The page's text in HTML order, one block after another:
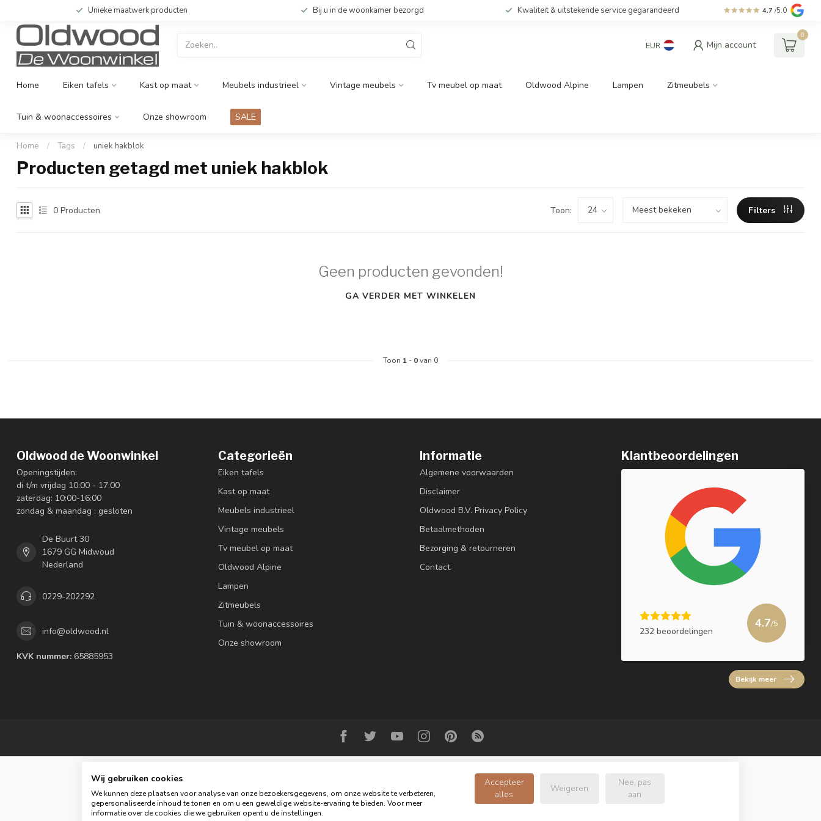
Unieke maatwerk producten Bij u in de woonkamer bezorgd Kwaliteit & uitstekende service gegarandeerd 4.7 /5.0
EUR Mijn account
0
Home Eiken tafels Kast op maat Meubels industrieel Vintage meubels Tv meubel op maat Oldwood Alpine Lampen Zitmeubels
Tuin & woonaccessoires Onze showroom SALE
Home / Tags / uniek hakblok
Producten getagd met uniek hakblok
0 Producten Toon: Filters
Geen producten gevonden!
GA VERDER MET WINKELEN
Toon 1 - 0van 0
Oldwood de Woonwinkel
Openingstijden:
di t/m vrijdag 10:00 - 17:00
zaterdag: 10:00-16:00
zondag & maandag : gesloten
De Buurt 30
1679 GG Midwoud
Nederland
0229-202292
info@oldwood.nl
KVK nummer: 65885953
Categorieën
Eiken tafels
Kast op maat
Meubels industrieel
Vintage meubels
Tv meubel op maat
Oldwood Alpine
Lampen
Zitmeubels
Tuin & woonaccessoires
Onze showroom
Informatie
Algemene voorwaarden
Disclaimer
Oldwood B.V. Privacy Policy
Betaalmethoden
Bezorging & retourneren
Contact
Klantbeoordelingen
232 beoordelingen
4.7/5
Bekijk meer
© Copyright 2026 Oldwood de Woonwinkel - Powered by
Wij gebruiken cookies
We kunnen deze plaatsen voor analyse van onze bezoekersgegevens, om onze website te verbeteren,
gepersonaliseerde inhoud te tonen en om u een geweldige website-ervaring te bieden. Voor meer
informatie over de cookies die we gebruiken opent u de instellingen.
Accepteer
alles
Weigeren
Nee, pas
aan